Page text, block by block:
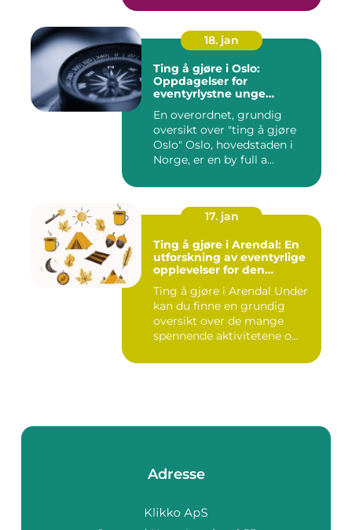
18. jan
Ting å gjøre i Oslo:
Oppdagelser for
eventyrlystne unge
En overordnet, grundig
oversikt over "ting å gjøre
Oslo" Oslo, hovedstaden i
Norge, er en by full a...
17. jan
Ting å gjøre i Arendal: En
utforskning av eventyrlige
opplevelser for den
Ting å gjøre i Arendal Under
kan du finne en grundig
oversikt over de mange
spennende aktivitetene o...
Adresse